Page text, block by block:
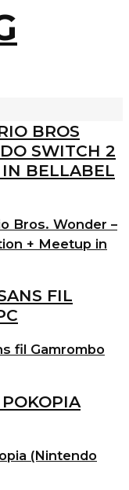
Bros. Wonder –
+ Meetup in
fil Gamrombo
(Nintendo